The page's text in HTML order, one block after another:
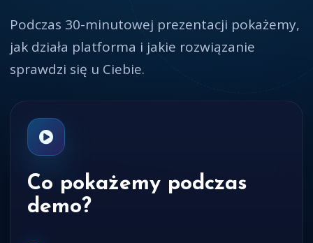
Podczas 30-minutowej prezentacji pokażemy,
jak działa platforma i jakie rozwiązanie
sprawdzi się u Ciebie.
Co pokażemy podczas
demo?